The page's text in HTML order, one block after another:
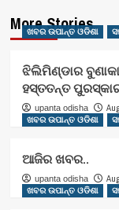
More Stories
ଖବର ଉପାନ୍ତ ଓଡିଶା
ଝିଲିମିଣ୍ଡାର
ହସ୍ତତନ୍ତ
upanta odisha
ଖବର ଉପାନ୍ତ ଓଡିଶା
ଆଜିର ଖବର..
upanta odisha
ଖବର ଉପାନ୍ତ ଓଡିଶା